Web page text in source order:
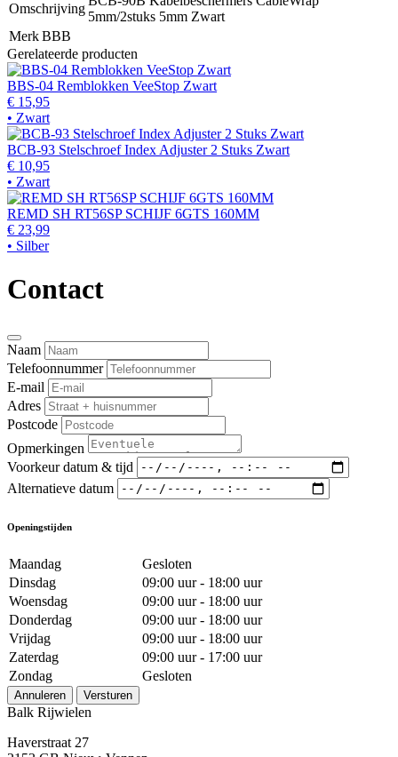
Omschrijving
5mm/2stuks 5mm Zwart
MerkBBB
Gerelateerde producten
BBS-04 Remblokken VeeStop Zwart
€ 15,95
• Zwart
BCB-93 Stelschroef Index Adjuster 2 Stuks Zwart
€ 10,95
• Zwart
REMD SH RT56SP SCHIJF 6GTS 160MM
€ 23,99
• Silber
Contact
Naam
Telefoonnummer
E-mail
Adres
Postcode
Opmerkingen
Voorkeur datum & tijd
Alternatieve datum
Openingstijden
Maandag
Gesloten
Dinsdag
09:00 uur - 18:00 uur
Woensdag
09:00 uur - 18:00 uur
Donderdag
09:00 uur - 18:00 uur
Vrijdag
09:00 uur - 18:00 uur
Zaterdag
09:00 uur - 17:00 uur
Zondag
Gesloten
Annuleren Versturen
Balk Rijwielen
Haverstraat 27